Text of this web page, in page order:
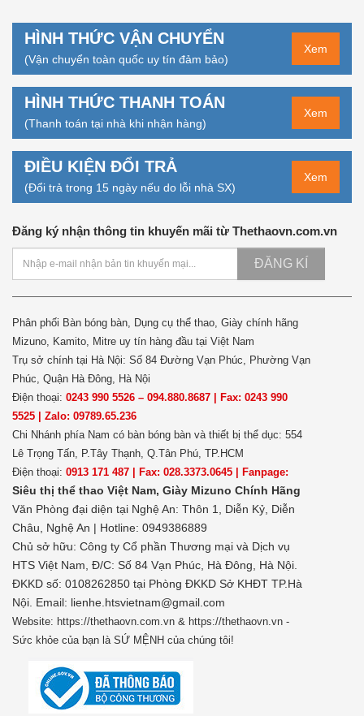
HÌNH THỨC VẬN CHUYỂN
(Vận chuyển toàn quốc uy tín đảm bảo)
Xem
HÌNH THỨC THANH TOÁN
(Thanh toán tại nhà khi nhận hàng)
Xem
ĐIỀU KIỆN ĐỔI TRẢ
(Đổi trả trong 15 ngày nếu do lỗi nhà SX)
Xem
Đăng ký nhận thông tin khuyến mãi từ Thethaovn.com.vn
ĐĂNG KÍ
Phân phối Bàn bóng bàn, Dụng cụ thể thao, Giày chính hãng
Mizuno, Kamito, Mitre uy tín hàng đầu tại Việt Nam
Trụ sở chính tại Hà Nội: Số 84 Đường Vạn Phúc, Phường Vạn
Phúc, Quận Hà Đông, Hà Nội
Điện thoại: 0243 990 5526 – 094.880.8687 | Fax: 0243 990
5525 | Zalo: 09789.65.236
Chi Nhánh phía Nam có bàn bóng bàn và thiết bị thể dục: 554
Lê Trọng Tấn, P.Tây Thạnh, Q.Tân Phú, TP.HCM
Điện thoại: 0913 171 487 | Fax: 028.3373.0645 | Fanpage:
Siêu thị thể thao Việt Nam, Giày Mizuno Chính Hãng
Văn Phòng đại diện tại Nghệ An: Thôn 1, Diễn Kỷ, Diễn
Châu, Nghệ An | Hotline: 0949386889
Chủ sở hữu: Công ty Cổ phần Thương mại và Dịch vụ
HTS Việt Nam, Đ/C: Số 84 Vạn Phúc, Hà Đông, Hà Nội.
ĐKKD số: 0108262850 tại Phòng ĐKKD Sở KHĐT TP.Hà
Nội. Email: lienhe.htsvietnam@gmail.com
Website: https://thethaovn.com.vn & https://thethaovn.vn -
Sức khỏe của bạn là SỨ MỆNH của chúng tôi!